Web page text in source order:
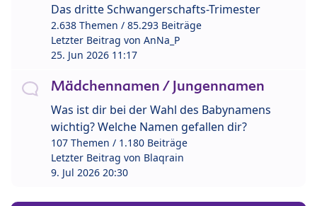
Das dritte Schwangerschafts-Trimester
2.638 Themen / 85.293 Beiträge
Letzter Beitrag von AnNa_P
25. Jun 2026 11:17
Mädchennamen / Jungennamen
Was ist dir bei der Wahl des Babynamens
wichtig? Welche Namen gefallen dir?
107 Themen / 1.180 Beiträge
Letzter Beitrag von Blaqrain
9. Jul 2026 20:30